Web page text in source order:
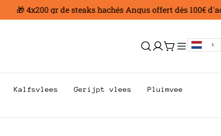
🎁 4x200 gr de steaks hachés Angus offert dès 100€
Aanmelden
Trolley
Kalfsvlees Gerijpt vlees
Pluimvee